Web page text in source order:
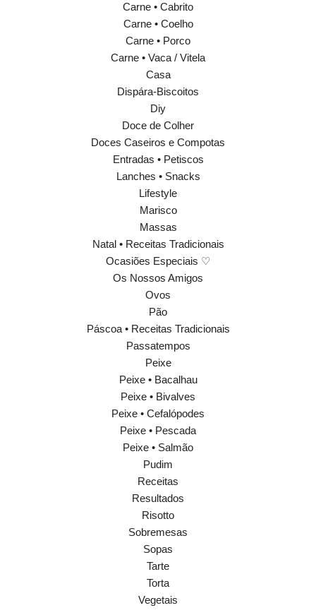
Carne • Cabrito
Carne • Coelho
Carne • Porco
Carne • Vaca / Vitela
Casa
Dispára-Biscoitos
Diy
Doce de Colher
Doces Caseiros e Compotas
Entradas • Petiscos
Lanches • Snacks
Lifestyle
Marisco
Massas
Natal • Receitas Tradicionais
Ocasiões Especiais ♡
Os Nossos Amigos
Ovos
Pão
Páscoa • Receitas Tradicionais
Passatempos
Peixe
Peixe • Bacalhau
Peixe • Bivalves
Peixe • Cefalópodes
Peixe • Pescada
Peixe • Salmão
Pudim
Receitas
Resultados
Risotto
Sobremesas
Sopas
Tarte
Torta
Vegetais